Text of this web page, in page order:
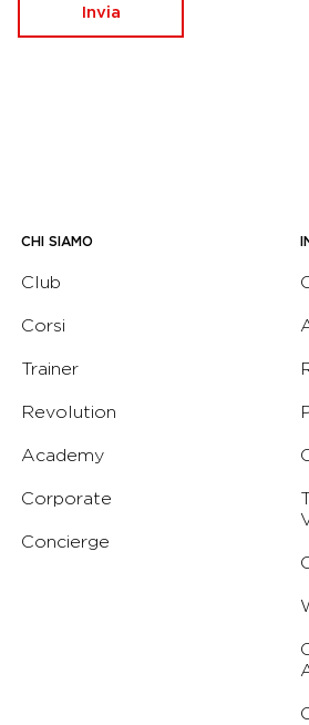
Invia
CHI SIAMO
Club
Corsi
Trainer
Revolution
Academy
Corporate
Concierge